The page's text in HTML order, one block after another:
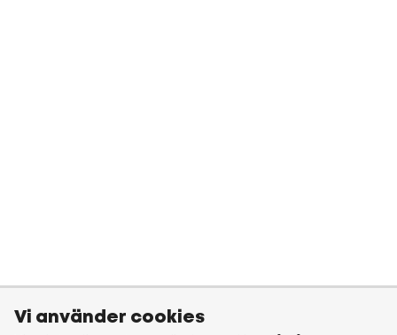
Vi använder cookies